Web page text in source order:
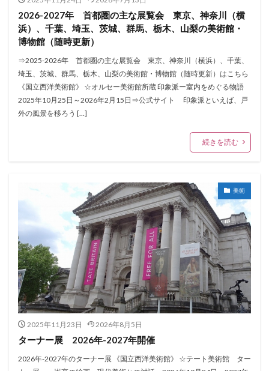
2026-2027年 首都圏の主な展覧会 東京、神奈川（横
浜）、千葉、埼玉、茨城、群馬、栃木、山梨の美術館・
博物館（随時更新）
⇒2025-2026年 首都圏の主な展覧会 東京、神奈川（横浜）、千葉、
埼玉、茨城、群馬、栃木、山梨の美術館・博物館（随時更新）はこちら
《国立西洋美術館》 ☆オルセー美術館所蔵 印象派ー室内をめぐる物語
2025年10月25日～2026年2月15日⇒公式サイト 印象派といえば、戸
外の風景を移ろう […]
続きを読む
美術
2025年11月23日 2026年8月5日
ターナー展 2026年-2027年開催
2026年-2027年のターナー展 《国立西洋美術館》 ☆テート美術館 ター